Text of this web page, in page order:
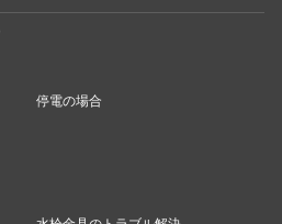
停電の場合